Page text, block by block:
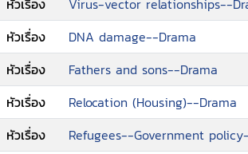
ดีเอ็นเอของเขาเปลี่ยนไป วิคัส ก
ล่าและมีค่าตัวมากที่สุดในโลก เขา
ปลดความลับของเทคโนโลยีจากต่
คนนอกสำหรับมนุษย์โลก ดังนั้นจึง
เขาจะใช้ซ่อนตัวได้ ที่นั่นคือ ดิสทริก
military/corporate entity
Middle managerWikus Van De
himself in charge, and
luck of his sudden promotion,
out of control, and he realizes
than a pawn in a horrific
multinational/
หัวเรื่อง
Virus-vector relationships--
หัวเรื่อง
DNA damage--Drama
หัวเรื่อง
Fathers and sons--Drama
หัวเรื่อง
Relocation (Housing)--Drama
หัวเรื่อง
Refugees--Government